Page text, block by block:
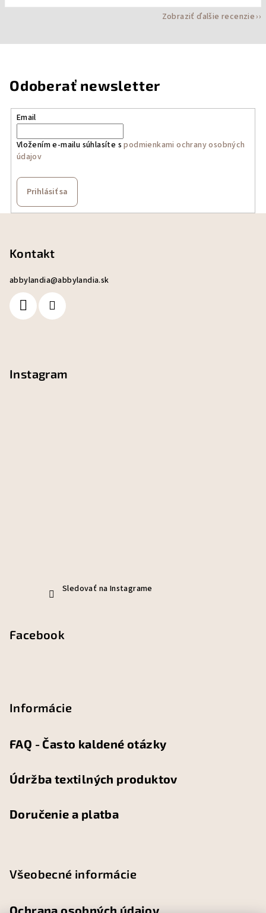
Zobraziť ďalšie recenzie
Odoberať newsletter
Email
Vložením e-mailu súhlasíte spodmienkami ochrany osobných
údajov
Prihlásiť sa
Kontakt
abbylandia@abbylandia.sk
Instagram
Sledovať na Instagrame
Facebook
Informácie
FAQ - Často kaldené otázky
Údržba textilných produktov
Doručenie a platba
Všeobecné informácie